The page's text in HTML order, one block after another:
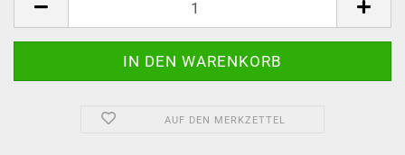
AUF DEN MERKZETTEL